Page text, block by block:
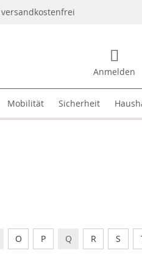
Anmelden
Mobilität Sicherheit
O P Q R S